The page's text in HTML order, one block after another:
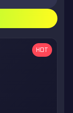
HOT